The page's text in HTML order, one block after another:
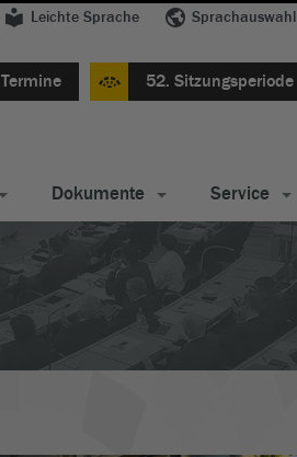
Leichte Sprache Sprachauswahl
Termine 52. Sitzungsperiode
Dokumente Service